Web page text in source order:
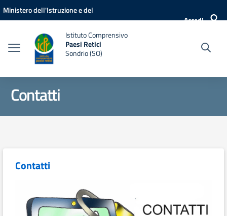
Vai ai contenuti
Vai al menu di navigazione
Vai al footer
Ministero dell'Istruzione e del
Accedi
Istituto Comprensivo
Paesi Retici
Sondrio (SO)
Contatti
Contatti